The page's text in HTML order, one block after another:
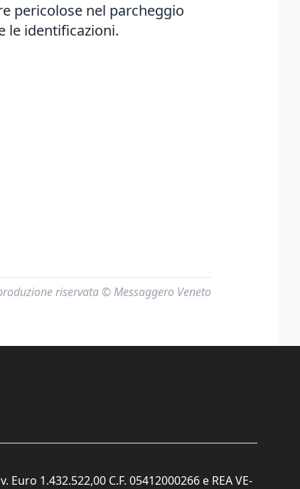
pericolose nel parcheggio
le identificazioni.
riservata © Messaggero Veneto
1.432.522,00 C.F. 05412000266 e REA VE-